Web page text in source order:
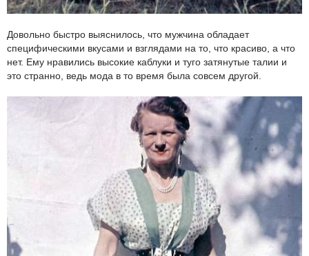
Довольно быстро выяснилось, что мужчина обладает
специфическими вкусами и взглядами на то, что красиво, а что
нет. Ему нравились высокие каблуки и туго затянутые талии и
это странно, ведь мода в то время была совсем другой.